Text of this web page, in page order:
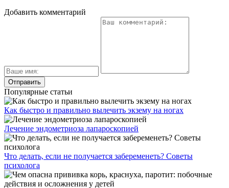
Добавить комментарий
Популярные статьи
Как быстро и правильно вылечить экзему на ногах
Лечение эндометриоза лапароскопией
Что делать, если не получается забеременеть? Советы
психолога